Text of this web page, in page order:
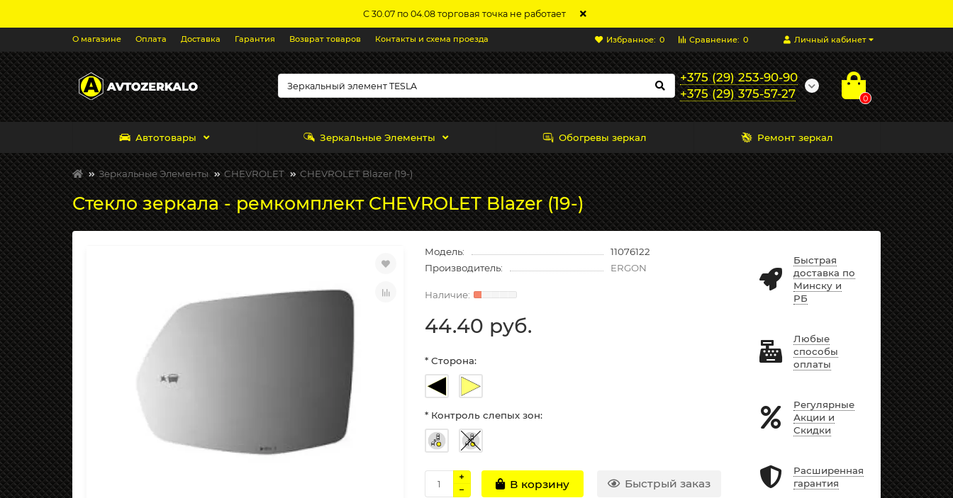
С 30.07 по 04.08 торговая точка не работает
Личный кабинет
Сравнение: 0
Избранное: 0
О магазине Оплата Доставка Гарантия Возврат товаров Контакты и схема проезда
+375 (29) 253-90-90
+375 (29) 375-57-27
0
Автотовары Зеркальные Элементы Обогревы зеркал Ремонт зеркал
Зеркальные Элементы CHEVROLET CHEVROLET Blazer (19-)
Стекло зеркала - ремкомплект CHEVROLET Blazer (19-)
Модель:
11076122
Производитель:
ERGON
44.40 руб.
* Сторона:
* Контроль слепых зон:
В корзину Быстрый заказ
Быстрая
доставка по
Минску и
РБ
Любые
способы
оплаты
Регулярные
Акции и
Скидки
Расширенная
гарантия